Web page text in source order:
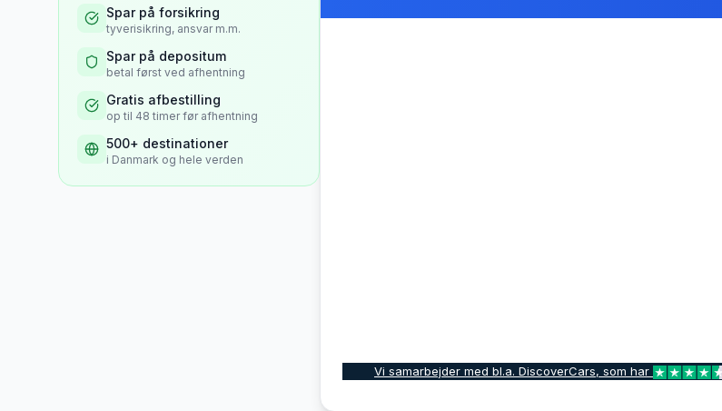
Spar på forsikring
tyverisikring, ansvar m.m.
Spar på depositum
betal først ved afhentning
Gratis afbestilling
op til 48 timer før afhentning
500+ destinationer
i Danmark og hele verden
Vi samarbejder med bl.a. DiscoverCars, som har